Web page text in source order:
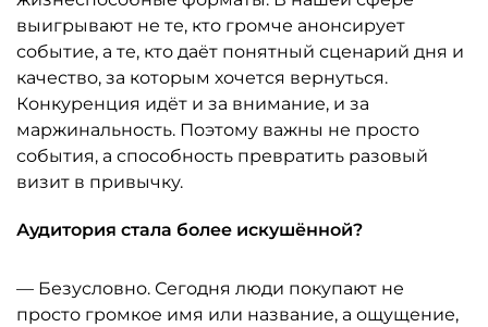
выигрывают не те, кто громче анонсирует
событие, а те, кто даёт понятный сценарий дня и
качество, за которым хочется вернуться.
Конкуренция идёт и за внимание, и за
маржинальность. Поэтому важны не просто
события, а способность превратить разовый
визит в привычку.
Аудитория стала более искушённой?
— Безусловно. Сегодня люди покупают не
просто громкое имя или название, а ощущение,